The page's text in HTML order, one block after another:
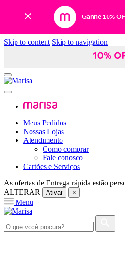
Ganhe 10%
Skip to content Skip to navigation
Meus Pedidos
Nossas Lojas
Atendimento
Como comprar
Fale conosco
Cartões e Serviços
As ofertas de Entrega rápida estão
ALTERAR
Ativar ×
Menu